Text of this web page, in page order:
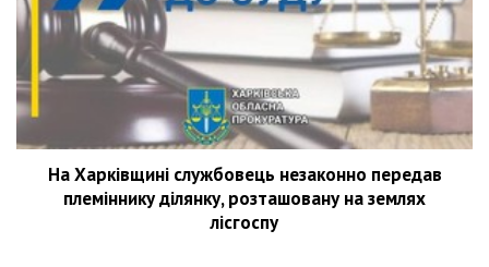
На Харківщині службовець незаконно передав
племіннику ділянку, розташовану на землях
лісгоспу